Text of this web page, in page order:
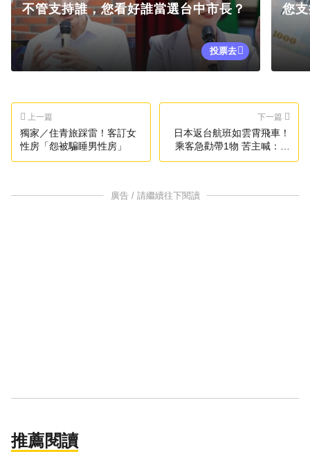
不管支持誰，您看好誰當選台中市長？
投票去
您
上一篇
獨家／住青旅踩雷！客訂女
性房「怨被騙睡男性房」
下一篇
日本返台航班如雲霄飛車！
乘客急勸帶1物 苦主喊：很
多人都吐了
廣告 / 請繼續往下閱讀
推薦閱讀